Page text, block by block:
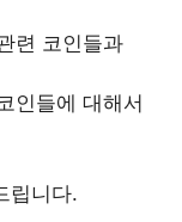
련 코인들과
인들에 대해서
립니다.